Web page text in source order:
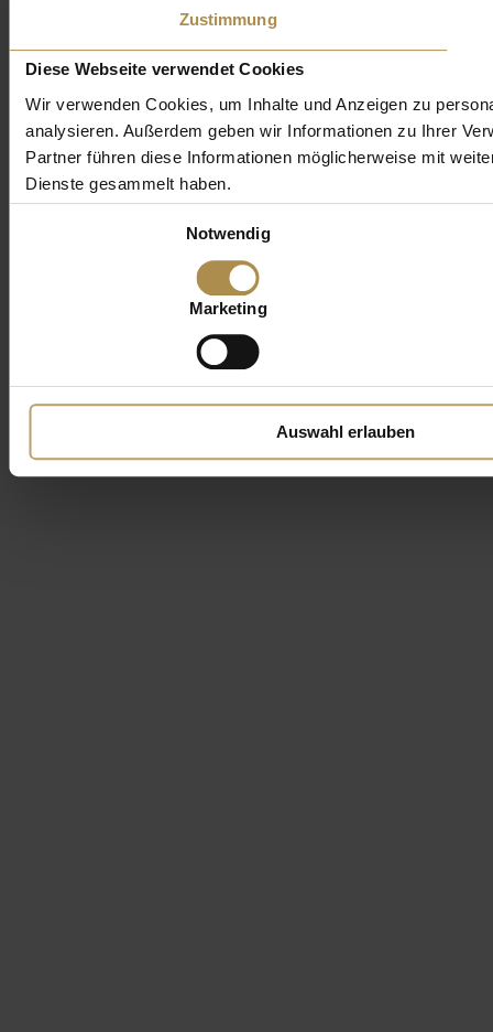
Zustimmung
Diese Webseite verwendet Cookies
Wir verwenden Cookies, um Inhalte und Anzeigen zu
analysieren. Außerdem geben wir Informationen zu Ihrer
Partner führen diese Informationen möglicherweise mit
Dienste gesammelt haben.
Notwendig
Marketing
Auswahl erlauben